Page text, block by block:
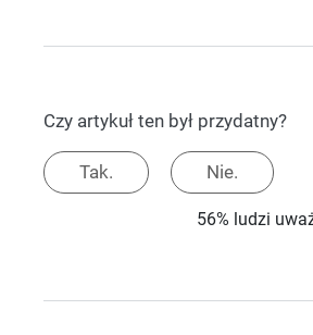
Czy artykuł ten był przydatny?
Tak. Nie.
56% ludzi